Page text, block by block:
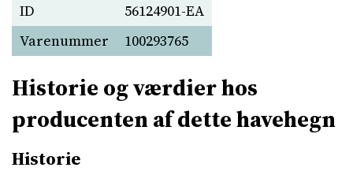
ID
56124901-EA
Varenummer
100293765
Historie og værdier hos
producenten af dette havehegn
Historie